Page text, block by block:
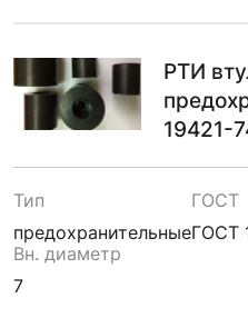
РТИ
19421-
Тип
предохранительные
ГОСТ
ГОСТ
Вн. диаметр
7